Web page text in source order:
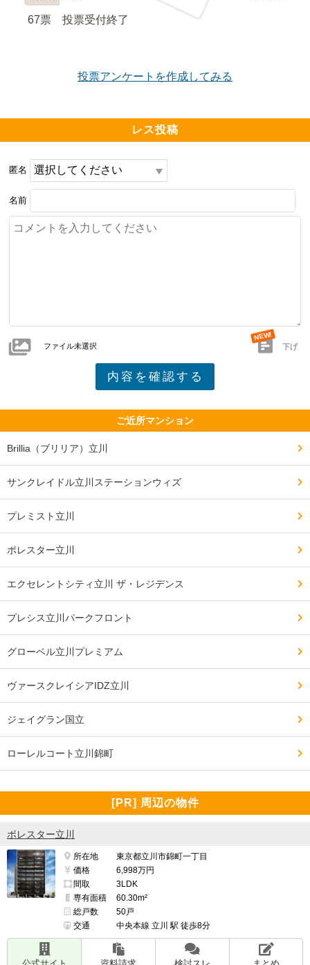
67票 投票受付終了
投票アンケートを作成してみる
レス投稿
匿名
名前
ファイル未選択 下げ
ご近所マンション
Brillia（ブリリア）立川
サンクレイドル立川ステーションウィズ
プレミスト立川
ポレスター立川
エクセレントシティ立川 ザ・レジデンス
プレシス立川パークフロント
グローベル立川プレミアム
ヴァースクレイシアIDZ立川
ジェイグラン国立
ローレルコート立川錦町
[PR] 周辺の物件
ポレスター立川
所在地
東京都立川市錦町一丁目
価格
6,998万円
間取
3LDK
専有面積
60.30m²
総戸数
50戸
交通
中央本線 立川 駅 徒歩8分